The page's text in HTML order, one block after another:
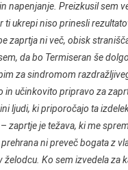
napenjanje. Preizkusil sem
ti ukrepi niso prinesli
zaprtja ni več, obisk
da bo Termiseran še
za sindromom
in učinkovito pripravo za
ljudi, ki priporočajo ta
zaprtje je težava, ki me
ni preveč bogata z
Ko sem izvedela za